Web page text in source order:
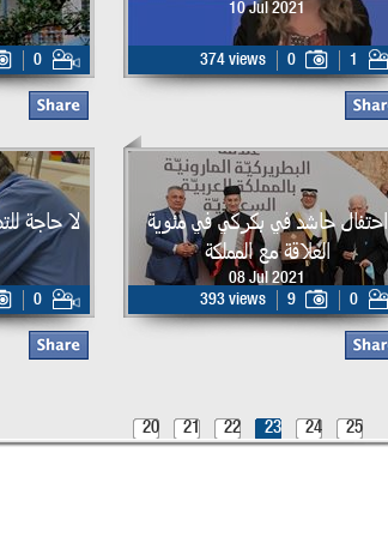
10 Jul 2021
374 views 0 1
0
احتفال حاشد في بكركي في مئوية
العلاقة مع المملكة
08 Jul 2021
393 views
9 0
لا حاجة
0
20 21 22 23 24 25